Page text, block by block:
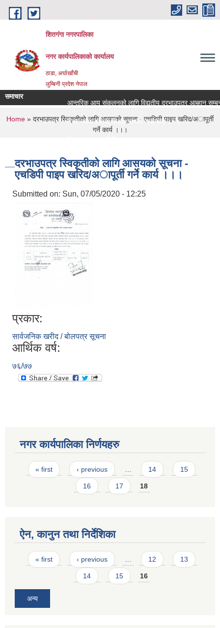
Skip to main content
शितगंगा नगरपालिका
नगर कार्यपालिकाकाे कार्यालय
ठाडा, अर्घाखाँची
लुम्बिनी प्रदेश नेपाल
समाचार
आन्तरिक आय संकलनको लागि विद्युतीय दरभाउपत्र आब्हान
रिक्त पदमा स्थायी शिक्षक सरुवा सम्बन्धमा ।।।
You are here
Home » दरभाउपत्र स्विकृतीकाे लागि आसयकाे सूचना - एचडिपी पाइप खरिद/अापूर्ती
गर्ने कार्य ।।।
दरभाउपत्र स्विकृतीकाे लागि आसयकाे सूचना -
एचडिपी पाइप खरिद/अापूर्ती गर्ने कार्य ।।।
Submitted on: Sun, 07/05/2020 - 12:25
प्रकार:
सार्वजनिक खरीद / बोलपत्र सूचना
आर्थिक वर्ष:
७६/७७
नगर कार्यपालिका निर्णयहरु
Pages
« first ‹ previous … 14 15
16 17 18
ऐन, कानुन तथा निर्देशिका
Pages
« first ‹ previous 12 13
14 15 16
अन्य